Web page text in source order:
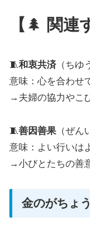
【 🌲 関連
🧵和衷共済 （ちゆ
意味：心を合わせ
→夫婦の協力やこ
🧵善因善果 （ぜん
意味：よい行いは
→小びとたちの善
金のがちょう